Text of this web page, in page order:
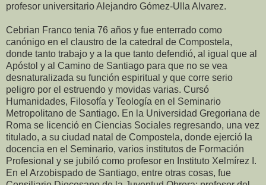
profesor universitario Alejandro Gómez-Ulla Alvarez.
Cebrian Franco tenia 76 años y fue enterrado como
canónigo en el claustro de la catedral de Compostela,
donde tanto trabajo y a la que tanto defendió, al igual que al
Apóstol y al Camino de Santiago para que no se vea
desnaturalizada su función espiritual y que corre serio
peligro por el estruendo y movidas varias. Cursó
Humanidades, Filosofía y Teología en el Seminario
Metropolitano de Santiago. En la Universidad Gregoriana de
Roma se licenció en Ciencias Sociales regresando, una vez
titulado, a su ciudad natal de Compostela, donde ejerció la
docencia en el Seminario, varios institutos de Formación
Profesional y se jubiló como profesor en Instituto Xelmírez I.
En el Arzobispado de Santiago, entre otras cosas, fue